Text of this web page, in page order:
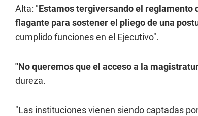
Alta: "Estamos tergiversando el reglamento
flagante para sostener el pliego de una
cumplido funciones en el Ejecutivo".
"No queremos que el acceso a la
dureza.
"Las instituciones vienen siendo captadas